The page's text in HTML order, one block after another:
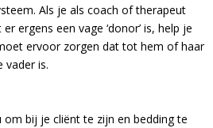
Als je als coach of therapeut
ergens een vage ‘donor’ is, help je
ervoor zorgen dat tot hem of haar
vader is.
bij je cliënt te zijn en bedding te